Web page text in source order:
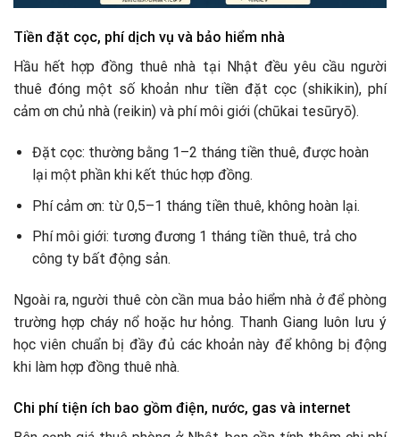
Tiền đặt cọc, phí dịch vụ và bảo hiểm nhà
Hầu hết hợp đồng thuê nhà tại Nhật đều yêu cầu người
thuê đóng một số khoản như tiền đặt cọc (shikikin), phí
cảm ơn chủ nhà (reikin) và phí môi giới (chūkai tesūryō).
Đặt cọc: thường bằng 1–2 tháng tiền thuê, được hoàn
lại một phần khi kết thúc hợp đồng.
Phí cảm ơn: từ 0,5–1 tháng tiền thuê, không hoàn lại.
Phí môi giới: tương đương 1 tháng tiền thuê, trả cho
công ty bất động sản.
Ngoài ra, người thuê còn cần mua bảo hiểm nhà ở để phòng
trường hợp cháy nổ hoặc hư hỏng. Thanh Giang luôn lưu ý
học viên chuẩn bị đầy đủ các khoản này để không bị động
khi làm hợp đồng thuê nhà.
Chi phí tiện ích bao gồm điện, nước, gas và internet